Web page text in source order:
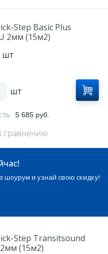
Step Basic Plus
2мм (15м2)
шт
шт
5 685 руб.
сравнению
шоурум и узнай свою скидку!
Step Transitsound
2мм (15м2)